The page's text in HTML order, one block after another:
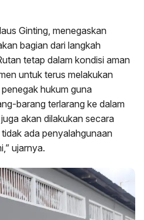
Ginting, menegaskan
bagian dari langkah
tetap dalam kondisi aman
untuk terus melakukan
hukum guna
barang terlarang ke dalam
akan dilakukan secara
ada penyalahgunaan
ujarnya.